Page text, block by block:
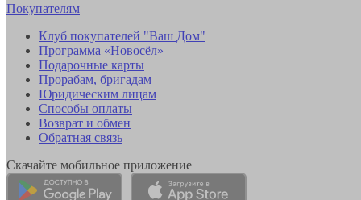
Покупателям
Клуб покупателей "Ваш Дом"
Программа «Новосёл»
Подарочные карты
Прорабам, бригадам
Юридическим лицам
Способы оплаты
Возврат и обмен
Обратная связь
Скачайте мобильное приложение